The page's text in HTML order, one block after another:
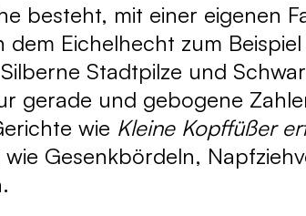
besteht, mit einer eigenen
Eichelhecht zum
Stadtpilze und
gerade und gebogene
wie Kleine Kopffüßer
Gesenkbördeln,